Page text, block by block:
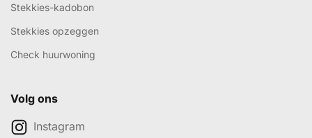
Stekkies-kadobon
Stekkies opzeggen
Check huurwoning
Volg ons
Instagram